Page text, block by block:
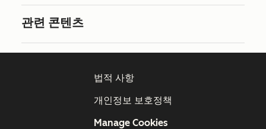
관련 콘텐츠
법적 사항
개인정보 보호정책
Manage Cookies